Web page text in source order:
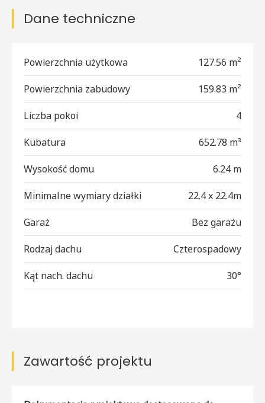
Dane techniczne
Powierzchnia użytkowa 127.56 m²
Powierzchnia zabudowy 159.83 m²
Liczba pokoi 4
Kubatura 652.78 m³
Wysokość domu 6.24 m
Minimalne wymiary działki 22.4 x 22.4m
Garaż Bez garażu
Rodzaj dachu Czterospadowy
Kąt nach. dachu 30°
Zawartość projektu